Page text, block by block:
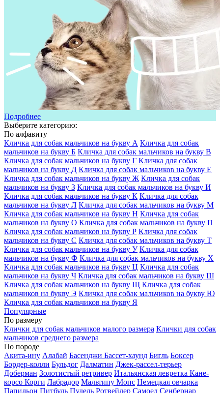
Подробнее
Выберите категорию:
По алфавиту
Кличка для собак мальчиков на букву А Кличка для собак
мальчиков на букву Б Кличка для собак мальчиков на букву В
Кличка для собак мальчиков на букву Г Кличка для собак
мальчиков на букву Д Кличка для собак мальчиков на букву Е
Кличка для собак мальчиков на букву Ж Кличка для собак
мальчиков на букву З Кличка для собак мальчиков на букву И
Кличка для собак мальчиков на букву К Кличка для собак
мальчиков на букву Л Кличка для собак мальчиков на букву М
Кличка для собак мальчиков на букву Н Кличка для собак
мальчиков на букву О Кличка для собак мальчиков на букву П
Кличка для собак мальчиков на букву Р Кличка для собак
мальчиков на букву С Кличка для собак мальчиков на букву Т
Кличка для собак мальчиков на букву У Кличка для собак
мальчиков на букву Ф Кличка для собак мальчиков на букву Х
Кличка для собак мальчиков на букву Ц Кличка для собак
мальчиков на букву Ч Кличка для собак мальчиков на букву Ш
Кличка для собак мальчиков на букву Щ Кличка для собак
мальчиков на букву Э Кличка для собак мальчиков на букву Ю
Кличка для собак мальчиков на букву Я
Популярные
По размеру
Клички для собак мальчиков малого размера Клички для собак
мальчиков среднего размера
По породе
Акита-ину Алабай Басенджи Бассет-хаунд Бигль Боксер
Бордер-колли Бульдог Далматин Джек-рассел-терьер
Доберман Золотистый ретривер Итальянская левретка Кане-
корсо Корги Лабрадор Мальтипу Мопс Немецкая овчарка
Папильон Питбуль Пудель Ротвейлер Самоед Сенбернар